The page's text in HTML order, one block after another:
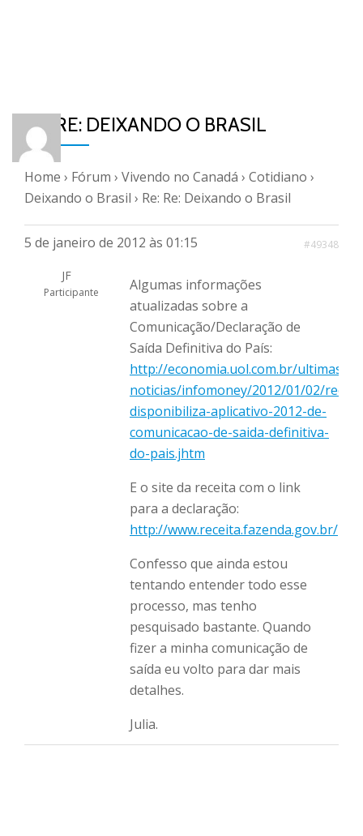
RE: RE: DEIXANDO O BRASIL
Home › Fórum › Vivendo no Canadá › Cotidiano ›
Deixando o Brasil › Re: Re: Deixando o Brasil
5 de janeiro de 2012 às 01:15 #49348
JF
Participante
Algumas informações
atualizadas sobre a
Comunicação/Declaração de
Saída Definitiva do País:
http://economia.uol.com.br/ultimas-
noticias/infomoney/2012/01/02/
disponibiliza-aplicativo-2012-de-
comunicacao-de-saida-definitiva-
do-pais.jhtm
E o site da receita com o link
para a declaração:
http://www.receita.fazenda.gov.br/
Confesso que ainda estou
tentando entender todo esse
processo, mas tenho
pesquisado bastante. Quando
fizer a minha comunicação de
saída eu volto para dar mais
detalhes.
Julia.